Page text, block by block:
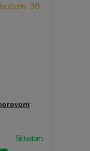
Skladom